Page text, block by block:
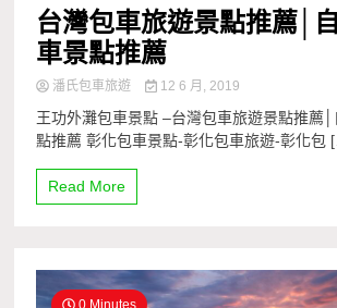
台灣包車旅遊景點推薦│
車景點推薦
潘氏包車旅遊 12 6 月, 2019
王功外灘包車景點 –台灣包車旅遊景點推薦
點推薦 彰化包車景點-彰化包車旅遊-彰化包
Read More
0 Minutes